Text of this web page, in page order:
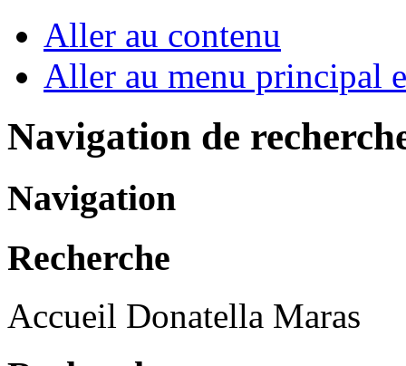
Aller au contenu
Aller au menu principal
Navigation de
Navigation
Recherche
Accueil Donatella Maras